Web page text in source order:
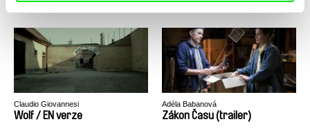
Claudio Giovannesi
Wolf / EN verze
Adéla Babanová
Zákon Času (trailer)